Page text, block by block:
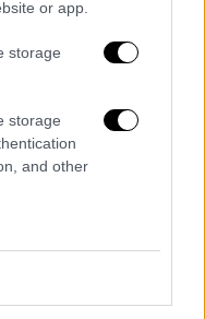
or app.
storage
storage
and other
που δίνονται
είναι ακόμη
όλες οι
στο καθαρό.
ένα